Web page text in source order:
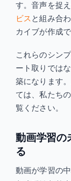
す。音声を捉
ビスと組み合
カイブが作成で
これらのシン
ート取りでは
築になります
ては、私たち
覧ください。
動画学習
る
動画が学習の